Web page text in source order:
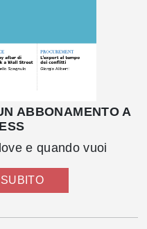
ABBONAMENTO A
e quando vuoi